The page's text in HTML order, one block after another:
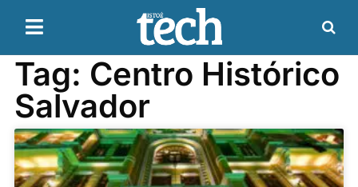
Tag: Centro Histórico
Salvador